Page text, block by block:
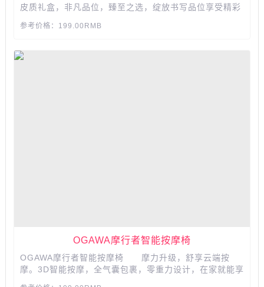
皮质礼盒，非凡品位，臻至之选，绽放书写品位享受精彩
德钢杆体验，摸得到的金属立体拉丝...
参考价格：199.00RMB
OGAWA摩行者智能按摩椅
OGAWA摩行者智能按摩椅 摩力升级，舒享云端按
摩。3D智能按摩，全气囊包裹，零重力设计，在家就能享